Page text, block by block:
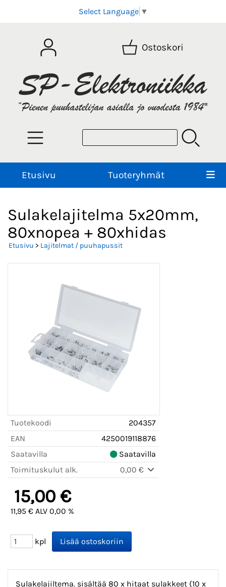
Select Language ▼
Ostoskori
Etusivu Tuoteryhmät
Sulakelajitelma 5x20mm,
80xnopea + 80xhidas
Etusivu > Lajitelmat / puuhapussit
Tuotekoodi
204357
EAN
4250019118876
Saatavilla
Saatavilla
Toimituskulut alk.
0,00 €
15,00 €
11,95 € ALV 0,00 %
kpl
Sulakelajiltema. sisältää 80 x hitaat sulakkeet (10 x